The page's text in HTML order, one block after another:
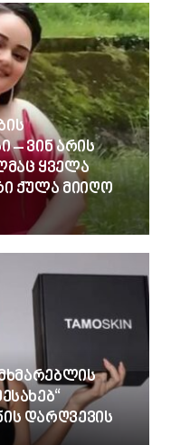
– ვინ არის
ყველა
ქულა მიიღო
დარღვევის